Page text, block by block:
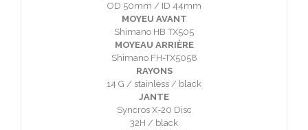
OD 50mm / ID 44mm
MOYEU AVANT
Shimano HB TX505
MOYEAU ARRIÈRE
Shimano FH-TX5058
RAYONS
14 G / stainless / black
JANTE
Syncros X-20 Disc
32H / black